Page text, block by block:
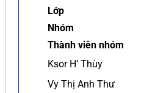
Lớp
Nhóm
Thành viên nhóm
Ksor H’ Thùy
Vy Thị Anh Thư